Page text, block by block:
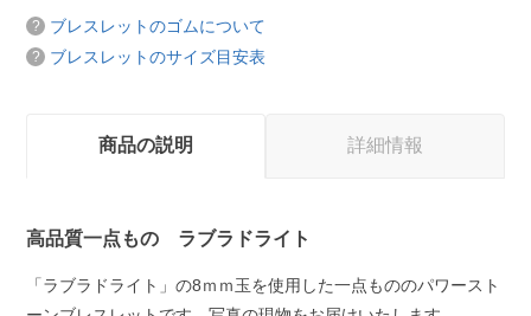
ブレスレットのゴムについて
ブレスレットのサイズ目安表
商品の説明 詳細情報
高品質一点もの ラブラドライト
「ラブラドライト」の8ｍｍ玉を使用した一点もののパワースト